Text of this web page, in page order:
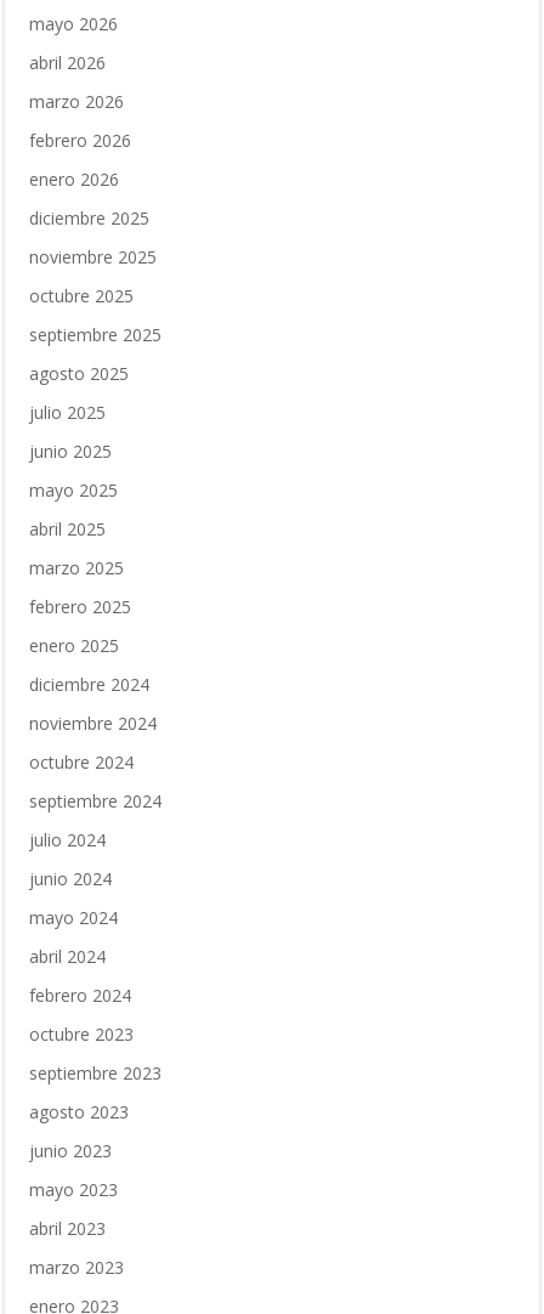
mayo 2026
abril 2026
marzo 2026
febrero 2026
enero 2026
diciembre 2025
noviembre 2025
octubre 2025
septiembre 2025
agosto 2025
julio 2025
junio 2025
mayo 2025
abril 2025
marzo 2025
febrero 2025
enero 2025
diciembre 2024
noviembre 2024
octubre 2024
septiembre 2024
julio 2024
junio 2024
mayo 2024
abril 2024
febrero 2024
octubre 2023
septiembre 2023
agosto 2023
junio 2023
mayo 2023
abril 2023
marzo 2023
enero 2023